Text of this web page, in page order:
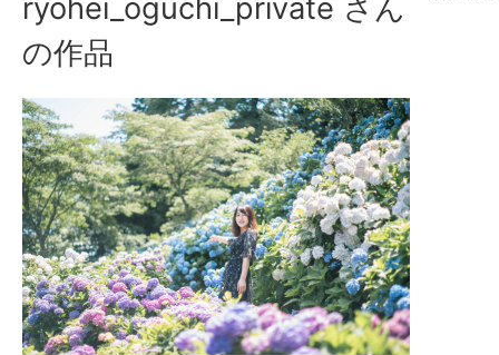
ryohei_oguchi_private さん
の作品